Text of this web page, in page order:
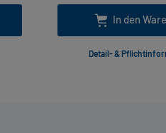
In den
Detail- &